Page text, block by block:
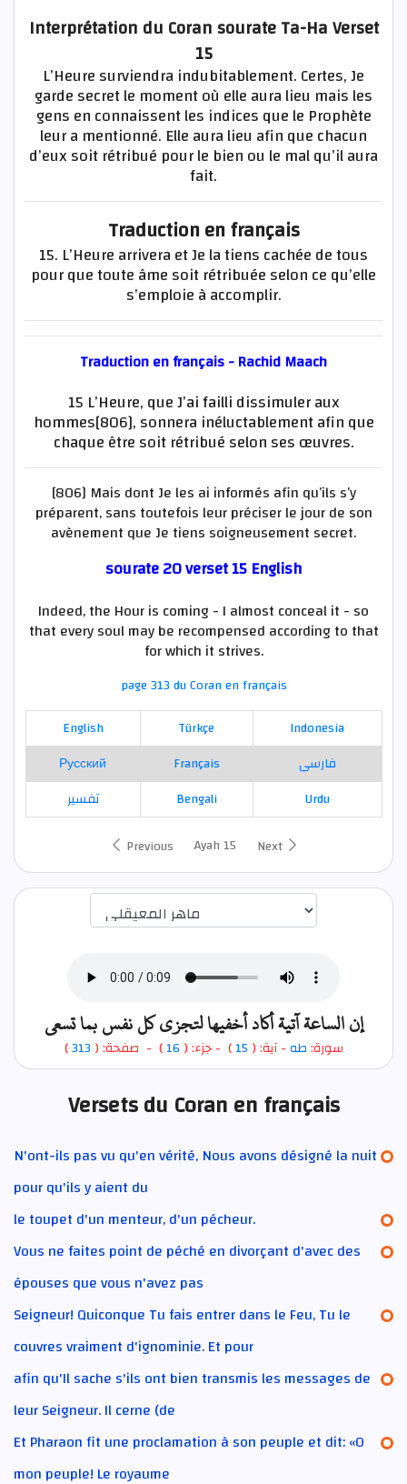
Interprétation du Coran sourate Ta-Ha Verset
15
L’Heure surviendra indubitablement. Certes, Je
garde secret le moment où elle aura lieu mais les
gens en connaissent les indices que le Prophète
leur a mentionné. Elle aura lieu afin que chacun
d’eux soit rétribué pour le bien ou le mal qu’il aura
fait.
Traduction en français
15. L’Heure arrivera et Je la tiens cachée de tous
pour que toute âme soit rétribuée selon ce qu’elle
s’emploie à accomplir.
Traduction en français - Rachid Maach
15 L’Heure, que J’ai failli dissimuler aux
hommes[806], sonnera inéluctablement afin que
chaque être soit rétribué selon ses œuvres.
[806] Mais dont Je les ai informés afin qu’ils s’y
préparent, sans toutefois leur préciser le jour de son
avènement que Je tiens soigneusement secret.
sourate 20 verset 15 English
Indeed, the Hour is coming - I almost conceal it - so
that every soul may be recompensed according to that
for which it strives.
page 313 du Coran en français
English
Türkçe
Indonesia
Русский
Français
فارسی
تفسير
Bengali
Urdu
Previous
Ayah 15 Next
إن الساعة آتية أكاد أخفيها لتجزى كل نفس بما تسعى
سورة:طه- آية: ( 15
) - جزء: (16) - صفحة: (313
)
Versets du Coran en français
N'ont-ils pas vu qu'en vérité, Nous avons désigné la nuit
pour qu'ils y aient du
le toupet d'un menteur, d'un pécheur.
Vous ne faites point de péché en divorçant d'avec des
épouses que vous n'avez pas
Seigneur! Quiconque Tu fais entrer dans le Feu, Tu le
couvres vraiment d'ignominie. Et pour
afin qu'Il sache s'ils ont bien transmis les messages de
leur Seigneur. Il cerne (de
Et Pharaon fit une proclamation à son peuple et dit: «O
mon peuple! Le royaume